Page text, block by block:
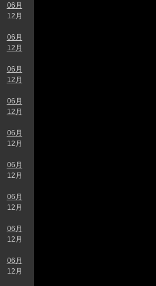
06月
12月
06月
12月
06月
12月
06月
12月
06月
12月
06月
12月
06月
12月
06月
12月
06月
12月